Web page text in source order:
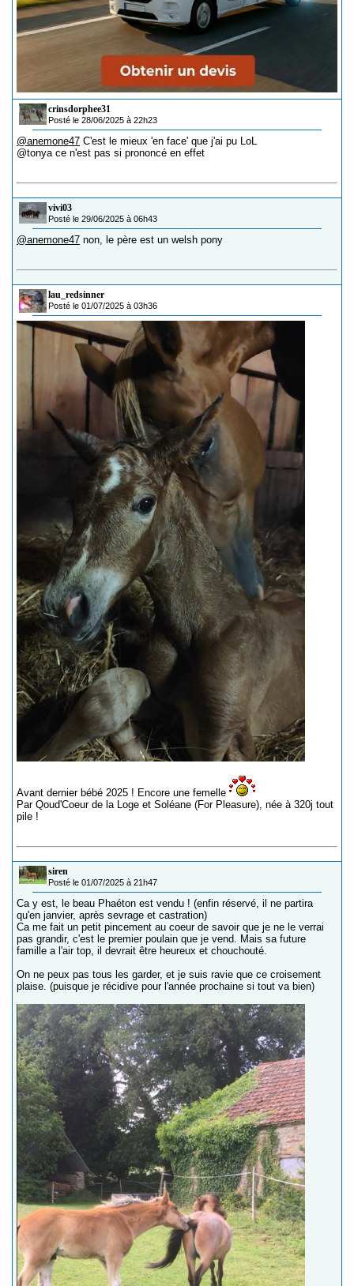
crinsdorphee31
Posté le 28/06/2025 à 22h23
@anemone47 C'est le mieux 'en face' que j'ai pu LoL
@tonya ce n'est pas si prononcé en effet
vivi03
Posté le 29/06/2025 à 06h43
@anemone47 non, le père est un welsh pony
lau_redsinner
Posté le 01/07/2025 à 03h36
Avant dernier bébé 2025 ! Encore une femelle
Par Qoud'Coeur de la Loge et Soléane (For Pleasure), née à 320j tout
pile !
siren
Posté le 01/07/2025 à 21h47
Ca y est, le beau Phaéton est vendu ! (enfin réservé, il ne partira
qu'en janvier, après sevrage et castration)
Ca me fait un petit pincement au coeur de savoir que je ne le verrai
pas grandir, c'est le premier poulain que je vend. Mais sa future
famille a l'air top, il devrait être heureux et chouchouté.
On ne peux pas tous les garder, et je suis ravie que ce croisement
plaise. (puisque je récidive pour l'année prochaine si tout va bien)